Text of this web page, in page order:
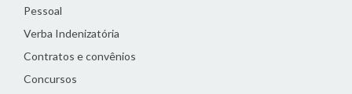
Pessoal
Verba Indenizatória
Contratos e convênios
Concursos